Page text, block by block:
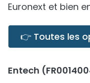
Euronext et bien
👉 Toutes les
Entech